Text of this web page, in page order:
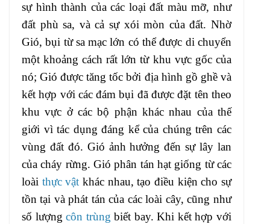
sự hình thành của các loại đất màu mỡ, như
đất phù sa, và cả sự xói mòn của đất. Nhờ
Gió, bụi từ sa mạc lớn có thể được di chuyển
một khoảng cách rất lớn từ khu vực gốc của
nó; Gió được tăng tốc bởi địa hình gồ ghề và
kết hợp với các đám bụi đã được đặt tên theo
khu vực ở các bộ phận khác nhau của thế
giới vì tác dụng đáng kể của chúng trên các
vùng đất đó. Gió ảnh hưởng đến sự lây lan
của cháy rừng. Gió phân tán hạt giống từ các
loài thực vật khác nhau, tạo điều kiện cho sự
tồn tại và phát tán của các loài cây, cũng như
số lượngcôn trùng biết bay. Khi kết hợp với